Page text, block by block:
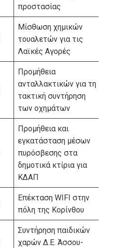
προστασίας
Μίσθωση χημικών
τουαλετών για τις
Λαϊκές Αγορές
Προμήθεια
ανταλλακτικών για τη
τακτική συντήρηση
των οχημάτων
Προμήθεια και
εγκατάσταση μέσων
πυρόσβεσης στα
δημοτικά κτίρια για
ΚΔΑΠ
Επέκταση WIFI στην
πόλη της Κορίνθου
Συντήρηση παιδικών
χαρών Δ.Ε. Άσσου-